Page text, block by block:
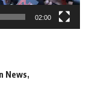
02:00
News